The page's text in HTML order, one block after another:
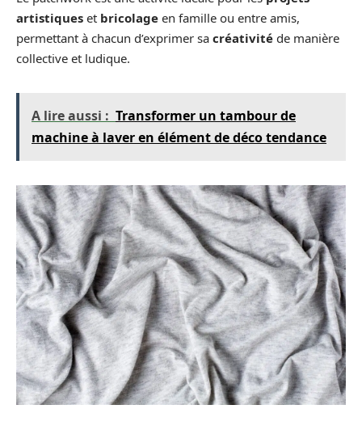
artistiques et bricolage en famille ou entre amis,
permettant à chacun d’exprimer sa créativité de manière
collective et ludique.
A lire aussi : Transformer un tambour de
machine à laver en élément de déco tendance